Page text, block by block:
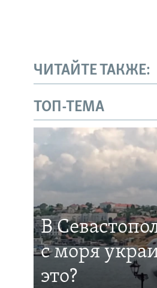
ЧИТАЙТЕ ТАКЖЕ:
ТОП-ТЕМА
В
с моря
это?